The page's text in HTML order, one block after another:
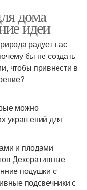
Осенние одеяла
дома
идеи
радует нас
бы не создать
чтобы привнести в
можно
украшений для
и плодами
Декоративные
подушки с
подсвечники с